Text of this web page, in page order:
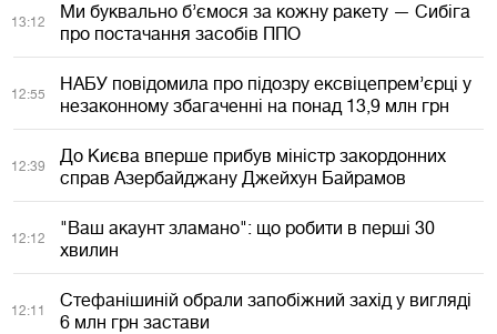
Ми буквально б’ємося за кожну ракету — Сибіга
про постачання засобів ППО
13:12
НАБУ повідомила про підозру ексвіцепрем’єрці у
незаконному збагаченні на понад 13,9 млн грн
12:55
До Києва вперше прибув міністр закордонних
справ Азербайджану Джейхун Байрамов
12:39
"Ваш акаунт зламано": що робити в перші 30
хвилин
12:12
Стефанішиній обрали запобіжний захід у вигляді
6 млн грн застави
12:11